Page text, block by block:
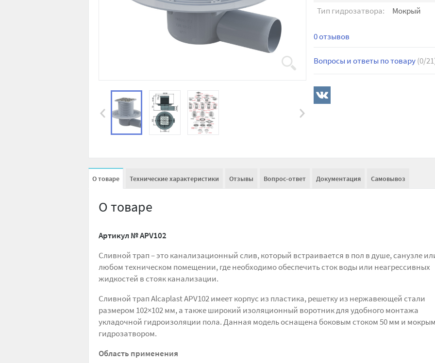
Тип гидрозатвора:
Мокрый
0 отзывов
Вопросы и ответы по товару(0/
О товаре Технические характеристики Отзывы Вопрос-ответ Документация Самовывоз
О товаре
Артикул №APV102
Сливной трап – это канализационный слив, который встраивается в пол в душе, санузле
любом техническом помещении, где необходимо обеспечить сток воды или неагрессивных
жидкостей в стояк канализации.
Сливной трап Alcaplast APV102 имеет корпус из пластика, решетку из нержавеющей стали
размером 102×102 мм, а также широкий изоляционный воротник для удобного монтажа
укладочной гидроизоляции пола. Данная модель оснащена боковым стоком 50 мм и
гидрозатвором.
Область применения